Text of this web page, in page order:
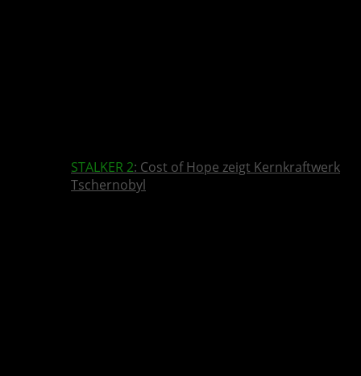
STALKER 2: Cost of Hope zeigt Kernkraftwerk
Tschernobyl